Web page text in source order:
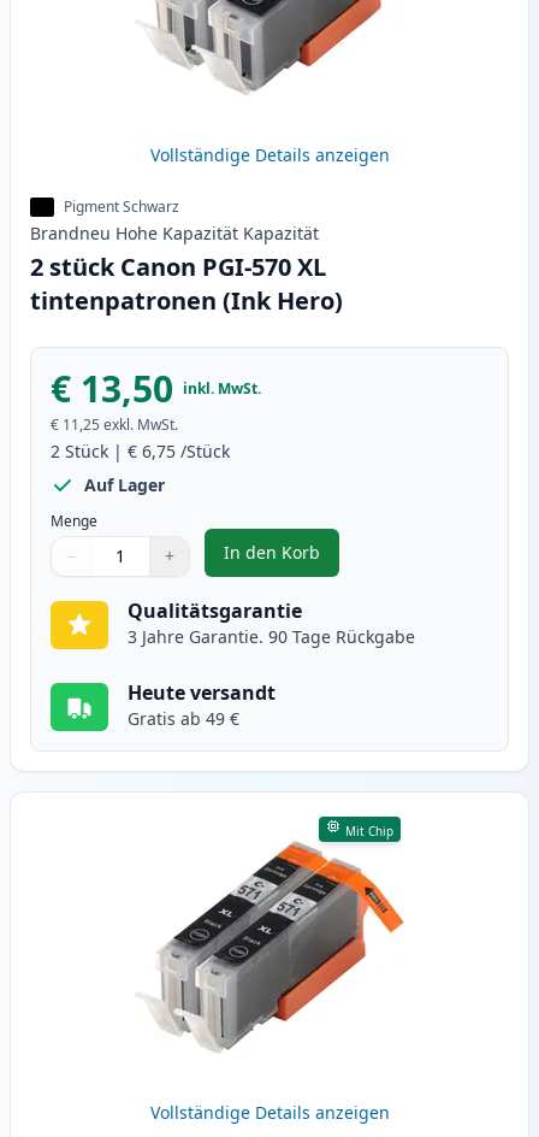
Vollständige Details anzeigen
Pigment Schwarz
Brandneu Hohe Kapazität Kapazität
2 stück Canon PGI-570 XL
tintenpatronen (Ink Hero)
€ 13,50 inkl. MwSt.
€ 11,25 exkl. MwSt.
2 Stück | € 6,75 /Stück
Auf Lager
Menge
Verwenden Sie die Tasten, um anzupassen
− +
1
In den Korb
, 2 stück Canon PGI-570 XL
Qualitätsgarantie
3 Jahre Garantie. 90 Tage Rückgabe
Heute versandt
Gratis ab 49 €
Mit Chip
Vollständige Details anzeigen